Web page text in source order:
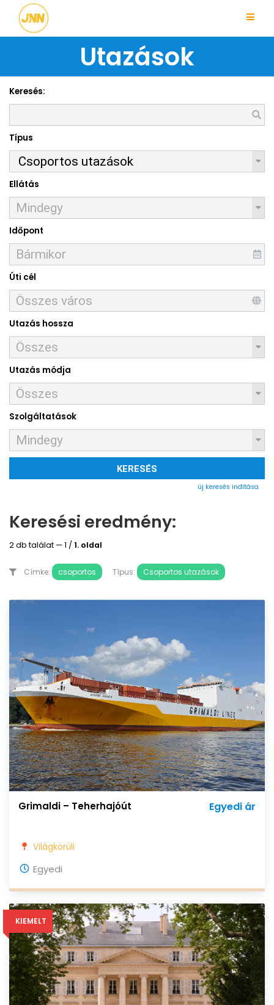
Utazások
Keresés:
Típus
Ellátás
Időpont
Úti cél
Utazás hossza
Utazás módja
Szolgáltatások
KERESÉS
új keresés indítása
Keresési eredmény:
2 db találat — 1 / 1. oldal
Címke: csoportos Típus: Csoportos utazások
Grimaldi – Teherhajóút Egyedi ár
Világkörüli
Egyedi
KIEMELT